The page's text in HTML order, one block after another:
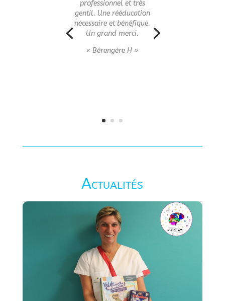
professionnel et très
gentil. Une rééducation
nécessaire et bénéfique.
Un grand merci.
« Bérengère H »
Actualités